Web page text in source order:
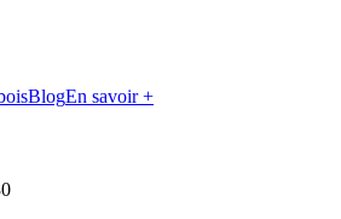
BlogEn savoir +